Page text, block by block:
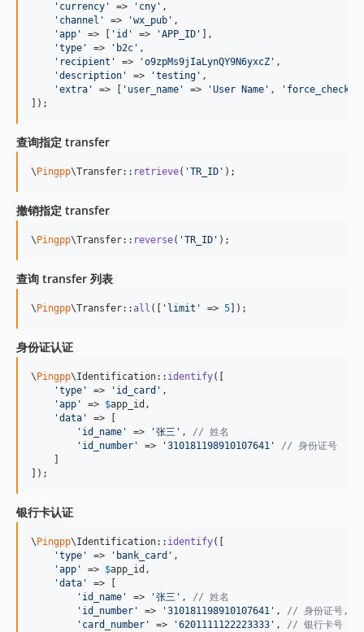
' currency ' => ' cny ' ,
' channel ' => 'wx_pub ' ,
'app ' => [ ' id ' => 'APP_ID '
],
'type ' => ' b2c ' ,
' recipient ' => 'o9zpMs9jIaLynQY9N6yxcZ ' ,
'description ' => 'testing ' ,
'extra ' => [ ' user_name ' => 'User Name ' , ' force_check
]);
查询指定 transfer
\ Pingpp\Transfer:: retrieve( 'TR_ID ' );
撤销指定 transfer
\ Pingpp\Transfer:: reverse( 'TR_ID ' );
查询 transfer 列表
\ Pingpp\Transfer::all ([ ' limit ' => 5 ]);
身份证认证
\ Pingpp\Identification:: identify([
'type ' => ' id_card ' ,
'app ' => $app_id ,
'data '
=> [
' id_name ' => '张三 ' , // 姓名
' id_number ' => '310181198910107641 '
// 身份证号
]);
银行卡认证
\ Pingpp\Identification:: identify([
'type ' => ' bank_card ' ,
'app ' => $app_id ,
'data '
=> [
' id_name ' => '张三 ' , // 姓名
' id_number ' => '310181198910107641 ' , // 身份证号,
' card_number ' => '6201111122223333 ' , // 银行卡号